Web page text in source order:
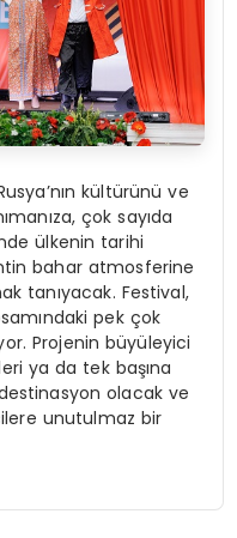
kültürünü ve
çok sayıda
ülkenin tarihi
bahar atmosferine
tanıyacak. Festival,
pek çok
Projenin büyüleyici
ya da tek başına
olacak ve
unutulmaz bir